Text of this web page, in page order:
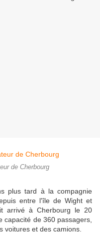
de Cherbourg
plus tard à la compagnie
entre l'île de Wight et
arrivé à Cherbourg le 20
de 360 passagers,
voitures et des camions.